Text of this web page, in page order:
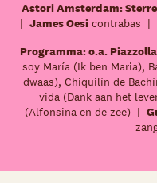
Astori Amsterdam:
| James Oesicontrabas |
Programma: o.a. Piazzolla
soy María (Ik ben Maria),
dwaas), Chiquilín de
vida (Dank aan het
(Alfonsina en de zee) |